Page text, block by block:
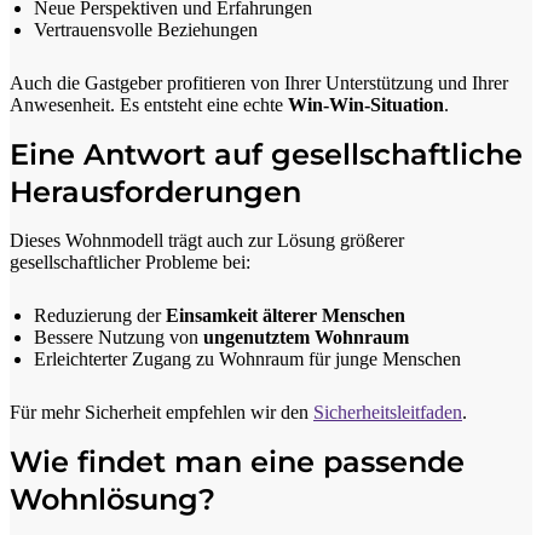
Neue Perspektiven und Erfahrungen
Vertrauensvolle Beziehungen
Auch die Gastgeber profitieren von Ihrer Unterstützung und Ihrer
Anwesenheit. Es entsteht eine echte Win-Win-Situation.
Eine Antwort auf gesellschaftliche
Herausforderungen
Dieses Wohnmodell trägt auch zur Lösung größerer
gesellschaftlicher Probleme bei:
Reduzierung derEinsamkeit älterer Menschen
Bessere Nutzung von ungenutztem Wohnraum
Erleichterter Zugang zu Wohnraum für junge Menschen
Für mehr Sicherheit empfehlen wir den Sicherheitsleitfaden.
Wie findet man eine passende
Wohnlösung?